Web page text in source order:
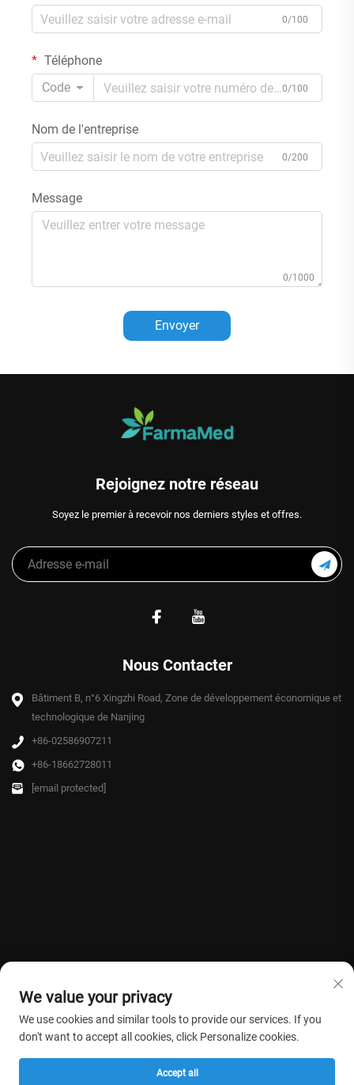
0/100
Téléphone
Code
0/100
Nom de l'entreprise
0/200
Message
0/1000
Envoyer
Rejoignez notre réseau
Soyez le premier à recevoir nos derniers styles et offres.
Nous Contacter
Bâtiment B, n°6 Xingzhi Road, Zone de développement économique et
technologique de Nanjing
+86-02586907211
+86-18662728011
[email protected]
Copyright © 2026 Farmasino Medical Co.,Ltd. Tous droits réservés. - Politique
de confidentialité
We value your privacy
We use cookies and similar tools to provide our services. If you
don't want to accept all cookies, click Personalize cookies.
Accept all